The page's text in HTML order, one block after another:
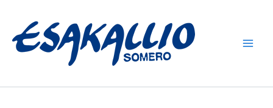
sisältöön